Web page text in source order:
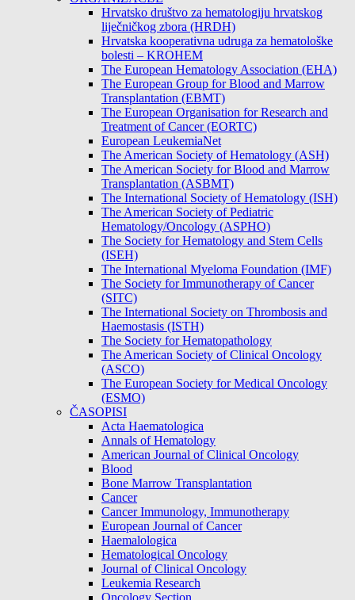
Hrvatsko društvo za hematologiju hrvatskog
liječničkog zbora (HRDH)
Hrvatska kooperativna udruga za hematološke
bolesti – KROHEM
The European Hematology Association (EHA)
The European Group for Blood and Marrow
Transplantation (EBMT)
The European Organisation for Research and
Treatment of Cancer (EORTC)
European LeukemiaNet
The American Society of Hematology (ASH)
The American Society for Blood and Marrow
Transplantation (ASBMT)
The International Society of Hematology (ISH)
The American Society of Pediatric
Hematology/Oncology (ASPHO)
The Society for Hematology and Stem Cells
(ISEH)
The International Myeloma Foundation (IMF)
The Society for Immunotherapy of Cancer
(SITC)
The International Society on Thrombosis and
Haemostasis (ISTH)
The Society for Hematopathology
The American Society of Clinical Oncology
(ASCO)
The European Society for Medical Oncology
(ESMO)
ČASOPISI
Acta Haematologica
Annals of Hematology
American Journal of Clinical Oncology
Blood
Bone Marrow Transplantation
Cancer
Cancer Immunology, Immunotherapy
European Journal of Cancer
Haemalologica
Hematological Oncology
Journal of Clinical Oncology
Leukemia Research
Oncology Section